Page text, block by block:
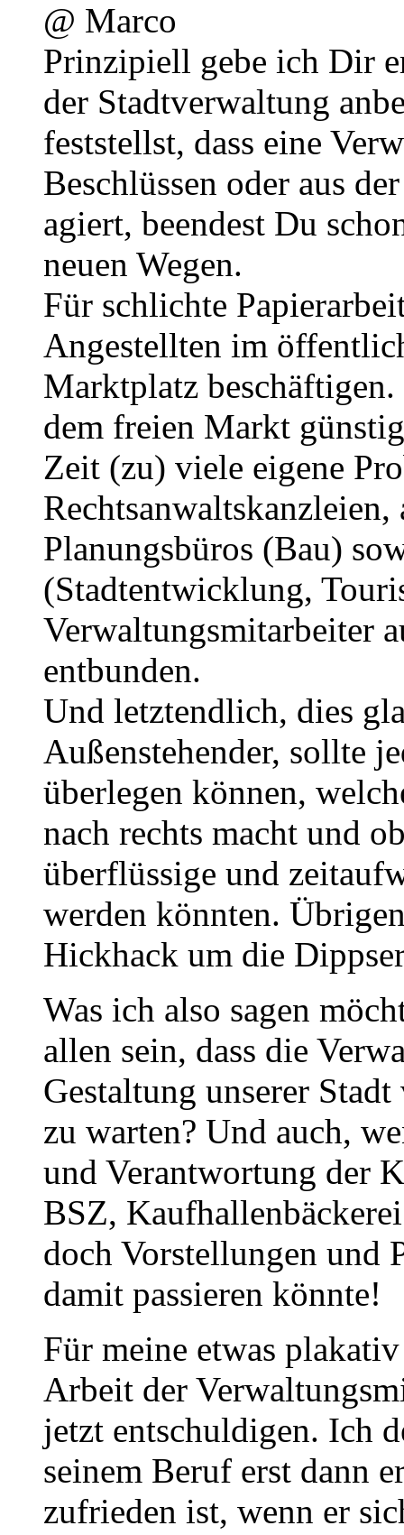
@ Marco
Prinzipiell gebe ich Dir
der Stadtverwaltung
feststellst, dass eine
Beschlüssen oder aus
agiert, beendest Du
neuen Wegen.
Für schlichte
Angestellten im
Marktplatz
dem freien Markt
Zeit (zu) viele eigene
Rechtsanwaltskanzleien,
Planungsbüros (Bau)
(Stadtentwicklung,
Verwaltungsmitarbeiter
entbunden.
Und letztendlich, dies
Außenstehender, sollte
überlegen können,
nach rechts macht und
überflüssige und
werden könnten.
Hickhack um die
Was ich also sagen
allen sein, dass die
Gestaltung unserer
zu warten? Und auch,
und Verantwortung der
BSZ,
doch Vorstellungen und
damit passieren könnte!
Für meine etwas
Arbeit der
jetzt entschuldigen. Ich
seinem Beruf erst dann
zufrieden ist, wenn er